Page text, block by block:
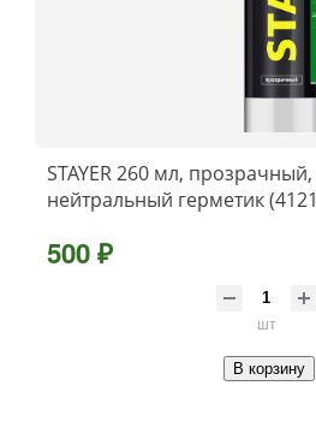
STAYER 260 мл,
нейтральный герметик
500 ₽
шт
В корзину